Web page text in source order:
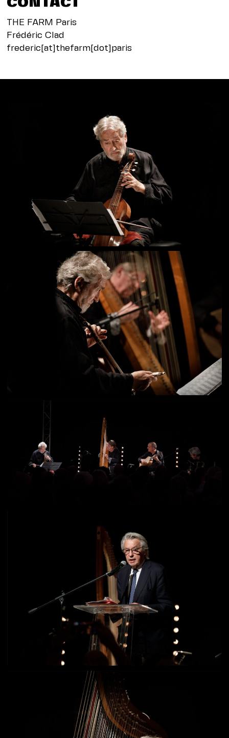
CONTACT
THE FARM Paris
Frédéric Clad
frederic[at]thefarm[dot]paris